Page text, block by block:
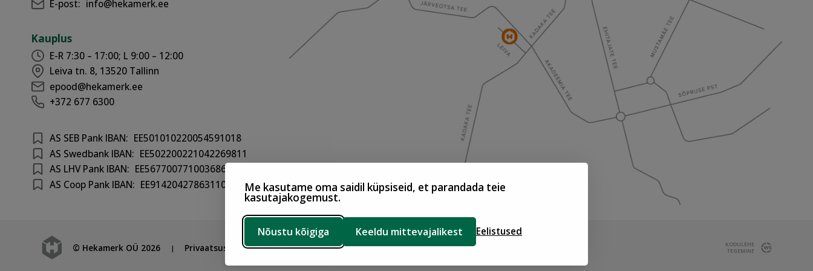
Me kasutame oma saidil küpsiseid, et parandada teie
kasutajakogemust.
Nõustu kõigiga Keeldu mittevajalikest Eelistused
E-post: info@hekamerk.ee
Kauplus
E-R 7:30 – 17:00; L 9:00 – 12:00
Leiva tn. 8, 13520 Tallinn
epood@hekamerk.ee
+372 677 6300
AS SEB Pank IBAN: EE501010220054591018
AS Swedbank IBAN: EE502200221042269811
AS LHV Pank IBAN: EE567700771003686417
AS Coop Pank IBAN: EE914204278631100301
© Hekamerk OÜ 2026 | Privaatsustingimused
KODULEHE
TEGEMINE